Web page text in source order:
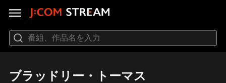
ブラッドリー・トーマス